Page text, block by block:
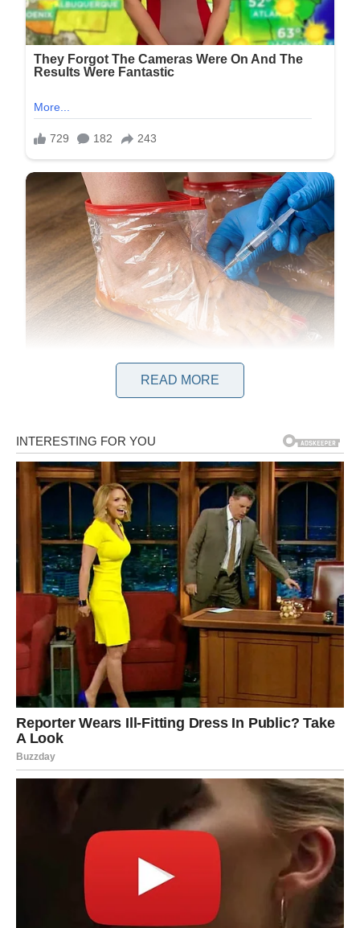
Čola je ranije dao objašnjenje zašto njegova supruga izmiče
pažnji kamera. Iako to aktivno ne zagovaram, ne uspijevam
pronaći nikakvu logičnu osnovu za to da bude drugačije.
Naravno, sklona je posjećivanju značajnih događanja, ali
privlačnost nikada nije pronalazila u površnim istupima
isključivo za potrebe fotografiranja. Čini mi se to neupadljivom
pojavom. Uzmimo, na primjer, slučaj Arsena i Gabi, bračnog
para koji je dijelio isto porijeklo pa čak i nastupao zajedno.
Začudo, nikad nisu viđeni zajedno u javnosti za fotografiranje.
Čolić je u intervjuu za hrvatsku Gloriju svojedobno izjavio kako
nema dileme oko toga, no Aleksandri to jednostavno nikad nije
Univerzalna je želja pojedinaca da imaju nekoga tko im može
pružiti brigu i podršku. Ovaj se aspekt pokazao kao od
iznimne važnosti u našem odnosu. Naš prvi susret dogodio se
u Makarskoj, dok je Aleksandra studirala u Beogradu. Kako je
vrijeme prolazilo, nastavili smo se sastajati i postupno razvili
osjećaj uživanja u međusobnom društvu. Bila je to njezina
iskrena i nježna priroda koja je na kraju zarobila moje srce.
READ MORE